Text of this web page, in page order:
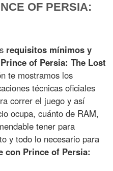
OF PERSIA:
requisitos mínimos y
Prince of Persia: The Lost
te mostramos los
técnicas oficiales
correr el juego y así
ocupa, cuánto de RAM,
tener para
y todo lo necesario para
con Prince of Persia: